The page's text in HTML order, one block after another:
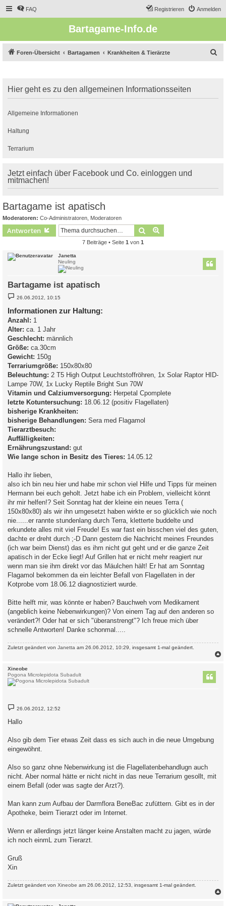
FAQ Anmelden
Registrieren
Bartagame-Info.de
Foren-Übersicht Bartagamen Krankheiten & Tierärzte
e
Hier geht es zu den allgemeinen Informationsseiten
Allgemeine Informationen
Haltung
Terrarium
Jetzt einfach über Facebook und Co. einloggen und
mitmachen!
Bartagame ist apatisch
Moderatoren: Co-Administratoren Moderatoren
Antworten Suche
7 Beiträge • Seite 1 von 1
Janetta
Neuling
Bartagame ist apatisch
B
e
i
t
r
g
26.06.2012, 10:15
Informationen zur Haltung:
Anzahl: 1
Alter: ca. 1 Jahr
Geschlecht: männlich
Größe: ca.30cm
Gewicht: 150g
Terrariumgröße: 150x80x80
Beleuchtung: 2 T5 High Output Leuchtstoffröhren, 1x Solar Raptor HID-
Lampe 70W, 1x Lucky Reptile Bright Sun 70W
Vitamin und Calziumversorgung: Herpetal Cpomplete
letzte Kotuntersuchung: 18.06.12 (positiv Flagellaten)
bisherige Krankheiten:
bisherige Behandlungen: Sera med Flagamol
Tierarztbesuch:
Auffälligkeiten:
Ernährungszustand: gut
Wie lange schon in Besitz des Tieres: 14.05.12
Hallo ihr lieben,
also ich bin neu hier und habe mir schon viel Hilfe und Tipps für meinen
Hermann bei euch geholt. Jetzt habe ich ein Problem, vielleicht könnt
ihr mir helfen!? Seit Sonntag hat der kleine ein neues Terra (
150x80x80) als wir ihn umgesetzt haben wirkte er so glücklich wie noch
nie......er rannte stundenlang durch Terra, kletterte buddelte und
erkundete alles mit viel Freude! Es war fast ein bisschen viel des guten,
dachte er dreht durch ;-D Dann gestern die Nachricht meines Freundes
(ich war beim Dienst) das es ihm nicht gut geht und er die ganze Zeit
apatisch in der Ecke liegt! Auf Grillen hat er nicht mehr reagiert nur
wenn man sie ihm direkt vor das Mäulchen hält! Er hat am Sonntag
Flagamol bekommen da ein leichter Befall von Flagellaten in der
Kotprobe vom 18.06.12 diagnostiziert wurde.
Bitte helft mir, was könnte er haben? Bauchweh vom Medikament
(angeblich keine Nebenwirkungen)? Von einem Tag auf den anderen so
verändert?! Oder hat er sich "überanstrengt"? Ich freue mich über
schnelle Antworten! Danke schonmal.....
Zuletzt geändert von Janetta am 26.06.2012, 10:29, insgesamt 1-mal geändert.
Xineobe
Pogona Microlepidota Subadult
B
e
i
t
g
26.06.2012, 12:52
Hallo
Also gib dem Tier etwas Zeit dass es sich auch in die neue Umgebung
eingewöhnt.
Also so ganz ohne Nebenwirkung ist die Flagellatenbehandlugn auch
nicht. Aber normal hätte er nicht nicht in das neue Terrarium gesollt, mit
einem Befall (oder was sagte der Arzt?).
Man kann zum Aufbau der Darmflora BeneBac zufüttern. Gibt es in der
Apotheke, beim Tierarzt oder im Internet.
Wenn er allerdings jetzt länger keine Anstalten macht zu jagen, würde
ich noch einmL zum Tierarzt.
Gruß
Xin
Zuletzt geändert von Xineobe am 26.06.2012, 12:53, insgesamt 1-mal geändert.